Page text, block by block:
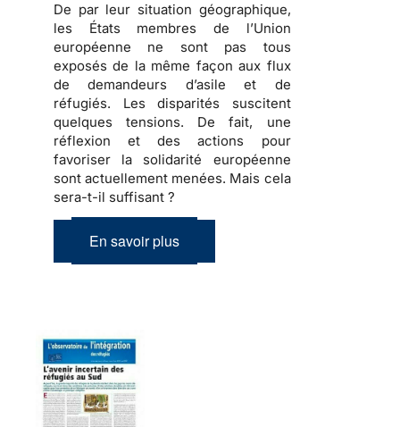
De par leur situation géographique,
les États membres de l’Union
européenne ne sont pas tous
exposés de la même façon aux flux
de demandeurs d’asile et de
réfugiés. Les disparités suscitent
quelques tensions. De fait, une
réflexion et des actions pour
favoriser la solidarité européenne
sont actuellement menées. Mais cela
sera-t-il suffisant ?
En savoir plus